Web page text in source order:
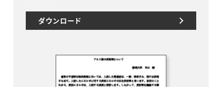
ダウンロード